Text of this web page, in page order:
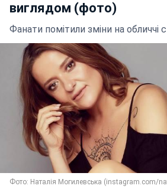
виглядом (фото)
Фанати помітили зміни на обличчі
Фото: Наталія Могилевська (instagram.com/